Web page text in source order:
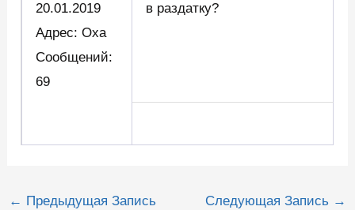
20.01.2019
Адрес: Оха
Сообщений:
69
в раздатку?
Навигация
← Предыдущая Запись Следующая Запись →